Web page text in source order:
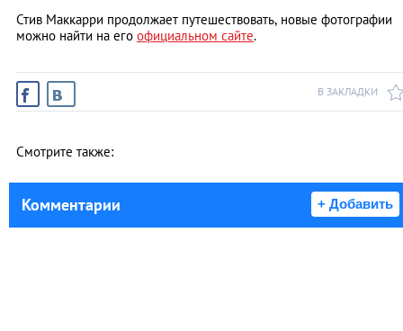
Стив Маккарри продолжает путешествовать, новые фотографии
можно найти на его официальном сайте.
В ЗАКЛАДКИ
Смотрите также:
Комментарии + Добавить